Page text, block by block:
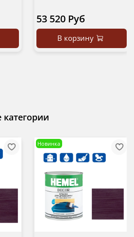
53 520 Руб
В корзину
Новинка